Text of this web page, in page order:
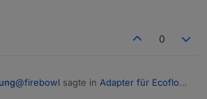
0
@firebowl sagte in Adapter für Ecoflow